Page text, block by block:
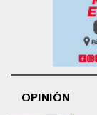
OPINIÓN